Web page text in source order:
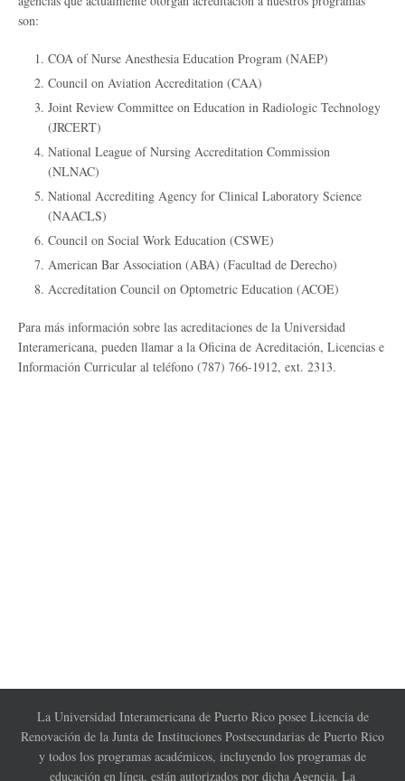
son:
COA of Nurse Anesthesia Education Program (NAEP)
Council on Aviation Accreditation (CAA)
Joint Review Committee on Education in Radiologic Technology
(JRCERT)
National League of Nursing Accreditation Commission
(NLNAC)
National Accrediting Agency for Clinical Laboratory Science
(NAACLS)
Council on Social Work Education (CSWE)
American Bar Association (ABA) (Facultad de Derecho)
Accreditation Council on Optometric Education (ACOE)
Para más información sobre las acreditaciones de la Universidad
Interamericana, pueden llamar a la Oficina de Acreditación, Licencias e
Información Curricular al teléfono (787) 766-1912, ext. 2313.
La Universidad Interamericana de Puerto Rico posee Licencia de
Renovación de la Junta de Instituciones Postsecundarias de Puerto Rico
y todos los programas académicos, incluyendo los programas de
educación en línea, están autorizados por dicha Agencia. La